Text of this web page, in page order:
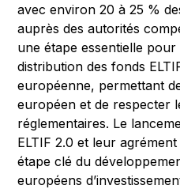
avec environ 20 à 25 %
auprès des autorités
une étape essentielle
distribution des fonds
européenne, permettant
européen et de respecter
réglementaires. Le
ELTIF 2.0 et leur
étape clé du
européens